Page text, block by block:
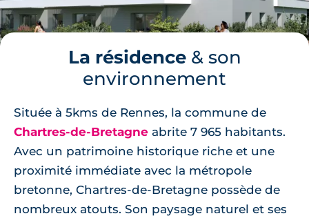
La résidence& son
environnement
Située à 5kms de Rennes, la commune de
Chartres-de-Bretagne abrite 7 965 habitants.
Avec un patrimoine historique riche et une
proximité immédiate avec la métropole
bretonne, Chartres-de-Bretagne possède de
nombreux atouts. Son paysage naturel et ses